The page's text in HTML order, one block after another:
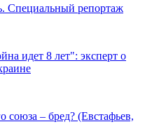
Специальный репортаж
идет 8 лет": эксперт о
союза – бред? (Евстафьев,